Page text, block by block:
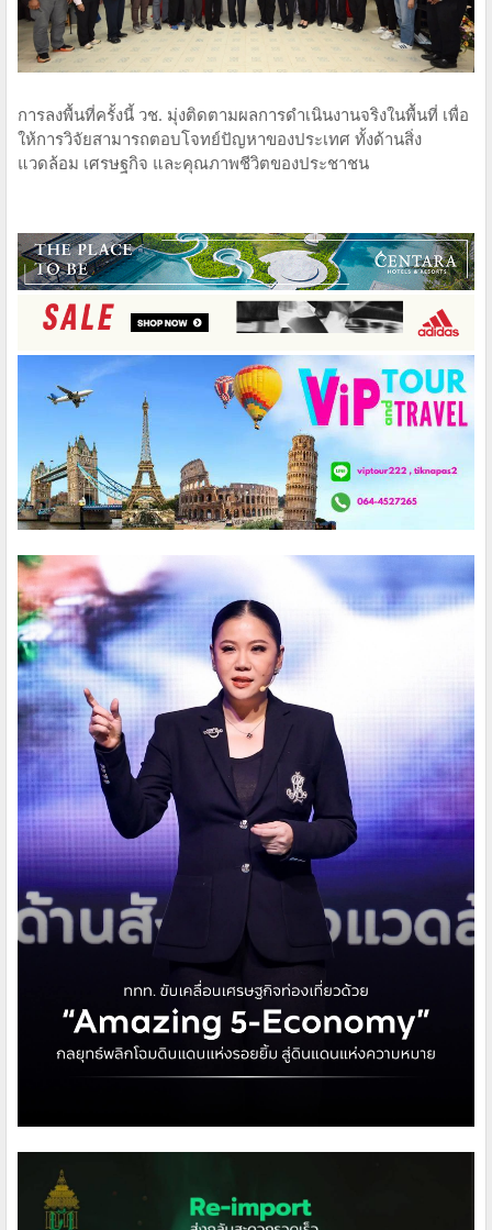
การลงพื้นที่ครั้งนี้ วช. มุ่งติดตามผลการดำเนินงานจริงในพื้นที่ เพื่อ
ให้การวิจัยสามารถตอบโจทย์ปัญหาของประเทศ ทั้งด้านสิ่ง
แวดล้อม เศรษฐกิจ และคุณภาพชีวิตของประชาชน